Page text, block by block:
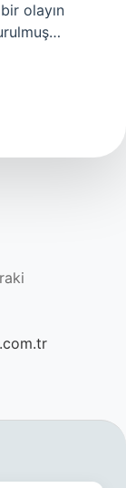
olayın